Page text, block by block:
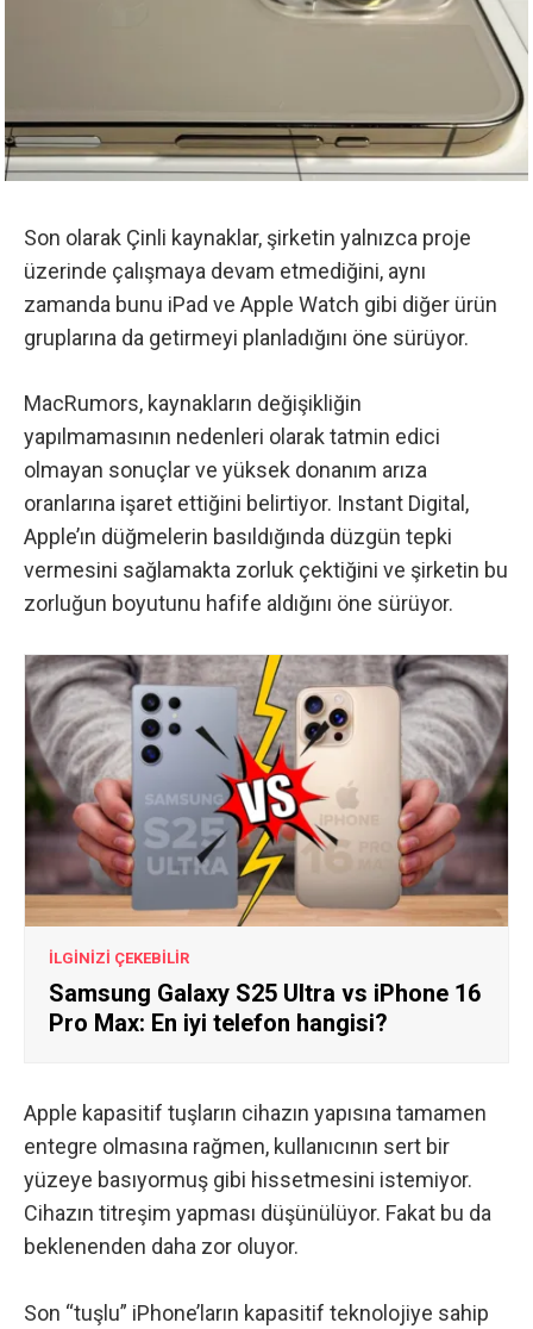
Son olarak Çinli kaynaklar, şirketin yalnızca proje
üzerinde çalışmaya devam etmediğini, aynı
zamanda bunu iPad ve Apple Watch gibi diğer ürün
gruplarına da getirmeyi planladığını öne sürüyor.
MacRumors, kaynakların değişikliğin
yapılmamasının nedenleri olaraktatmin edici
olmayan sonuçlar ve yüksek donanım arıza
oranlarına işaret ettiğini belirtiyor. Instant Digital,
Apple’ın düğmelerin basıldığında düzgün tepki
vermesini sağlamakta zorluk çektiğini ve şirketin bu
zorluğun boyutunu hafife aldığını öne sürüyor.
İLGİNİZİ ÇEKEBİLİR
Samsung Galaxy S25 Ultra vs iPhone 16
Pro Max: En iyi telefon hangisi?
Apple kapasitif tuşların cihazın yapısına tamamen
entegre olmasına rağmen, kullanıcının sert bir
yüzeye basıyormuş gibi hissetmesini istemiyor.
Cihazın titreşim yapması düşünülüyor. Fakat bu da
beklenenden daha zor oluyor.
Son “tuşlu” iPhone’ların kapasitif teknolojiye sahip